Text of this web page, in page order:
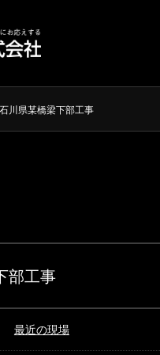
石川県某橋梁下部工事
部工事
最近の現場